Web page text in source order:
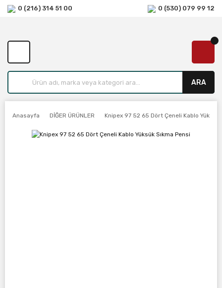
0 (216) 314 51 00 0 (530) 079 99 12
ARA
Anasayfa DİĞER ÜRÜNLER Knipex 97 52 65 Dört Çeneli Kablo Yüksük